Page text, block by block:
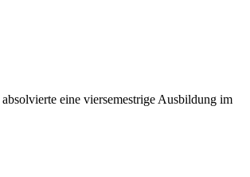
eine viersemestrige Ausbildung im